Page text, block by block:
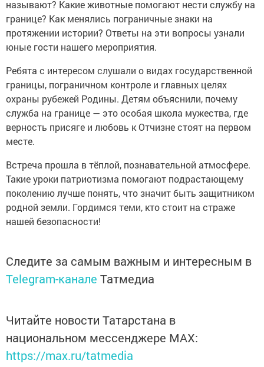
называют? Какие животные помогают нести службу на
границе? Как менялись пограничные знаки на
протяжении истории? Ответы на эти вопросы узнали
юные гости нашего мероприятия.
Ребята с интересом слушали о видах государственной
границы, пограничном контроле и главных целях
охраны рубежей Родины. Детям объяснили, почему
служба на границе — это особая школа мужества, где
верность присяге и любовь к Отчизне стоят на первом
месте.
Встреча прошла в тёплой, познавательной атмосфере.
Такие уроки патриотизма помогают подрастающему
поколению лучше понять, что значит быть защитником
родной земли. Гордимся теми, кто стоит на страже
нашей безопасности!
Следите за самым важным и интересным в
Telegram-канале Татмедиа
Читайте новости Татарстана в
национальном мессенджере MАХ:
https://max.ru/tatmedia